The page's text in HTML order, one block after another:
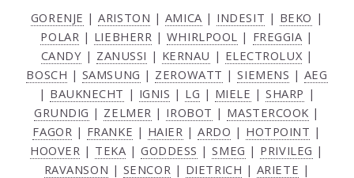
GORENJE |ARISTON | AMICA | INDESIT | BEKO |
POLAR | LIEBHERR | WHIRLPOOL | FREGGIA |
CANDY | ZANUSSI | KERNAU | ELECTROLUX |
BOSCH | SAMSUNG | ZEROWATT |SIEMENS | AEG
| BAUKNECHT | IGNIS | LG | MIELE |SHARP |
GRUNDIG | ZELMER | IROBOT | MASTERCOOK |
FAGOR | FRANKE | HAIER |ARDO | HOTPOINT |
HOOVER | TEKA | GODDESS |SMEG | PRIVILEG |
RAVANSON | SENCOR | DIETRICH | ARIETE |